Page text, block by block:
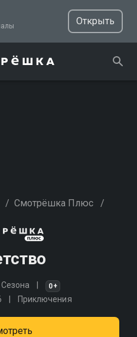
сериалы
Открыть
/ Смотрёшка Плюс /
Сезона 0+
Приключения